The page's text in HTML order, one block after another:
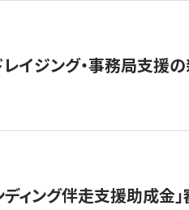
イジング・事務局支援の
ディング伴走支援助成金」